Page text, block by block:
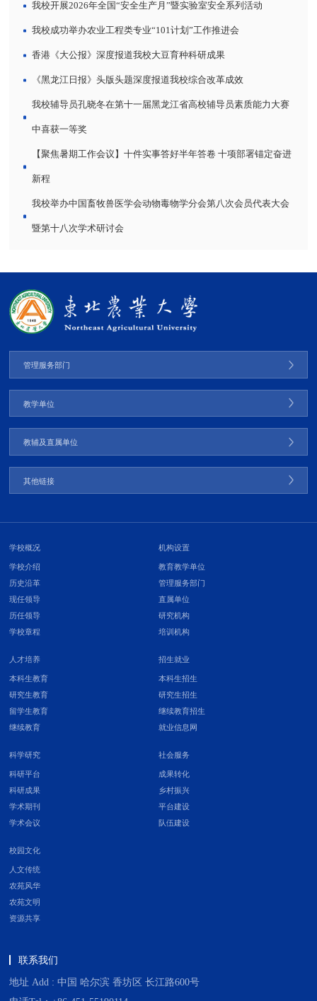
我校开展2026年全国“安全生产月”暨实验室安全系列活动
我校成功举办农业工程类专业“101计划”工作推进会
香港《大公报》深度报道我校大豆育种科研成果
《黑龙江日报》头版头题深度报道我校综合改革成效
我校辅导员孔晓冬在第十一届黑龙江省高校辅导员素质能力大赛
中喜获一等奖
【聚焦暑期工作会议】十件实事答好半年答卷 十项部署锚定奋进
新程
我校举办中国畜牧兽医学会动物毒物学分会第八次会员代表大会
暨第十八次学术研讨会
管理服务部门
教学单位
教辅及直属单位
其他链接
学校概况
学校介绍
历史沿革
现任领导
历任领导
学校章程
机构设置
教育教学单位
管理服务部门
直属单位
研究机构
培训机构
人才培养
本科生教育
研究生教育
留学生教育
继续教育
招生就业
本科生招生
研究生招生
继续教育招生
就业信息网
科学研究
科研平台
科研成果
学术期刊
学术会议
社会服务
成果转化
乡村振兴
平台建设
队伍建设
校园文化
人文传统
农苑风华
农苑文明
资源共享
联系我们
地址 Add : 中国 哈尔滨 香坊区 长江路600号